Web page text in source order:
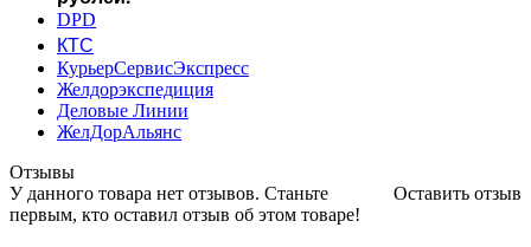
DPD
КТС
КурьерСервисЭкспресс
Желдорэкспедиция
Деловые Линии
ЖелДорАльянс
Отзывы
Оставить отзыв
У данного товара нет отзывов. Станьте
первым, кто оставил отзыв об этом товаре!